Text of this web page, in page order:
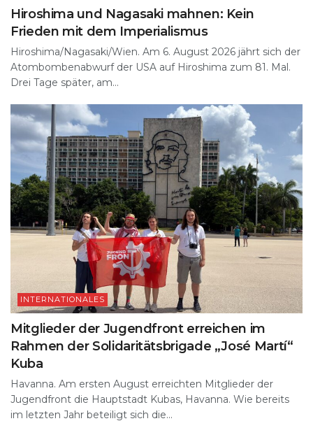
Hiroshima und Nagasaki mahnen: Kein
Frieden mit dem Imperialismus
Hiroshima/Nagasaki/Wien. Am 6. August 2026 jährt sich der
Atombombenabwurf der USA auf Hiroshima zum 81. Mal.
Drei Tage später, am...
INTERNATIONALES
Mitglieder der Jugendfront erreichen im
Rahmen der Solidaritätsbrigade „José Martí“
Kuba
Havanna. Am ersten August erreichten Mitglieder der
Jugendfront die Hauptstadt Kubas, Havanna. Wie bereits
im letzten Jahr beteiligt sich die...